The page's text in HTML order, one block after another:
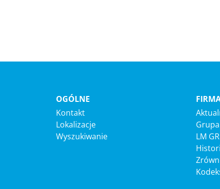
OGÓLNE
Kontakt
Lokalizacje
Wyszukiwanie
LM